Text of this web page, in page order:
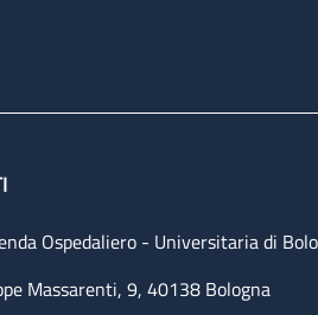
Ospedaliero - Universitaria di
Massarenti, 9, 40138 Bologna